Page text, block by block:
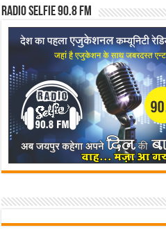
Radio Selfie 90.8 FM